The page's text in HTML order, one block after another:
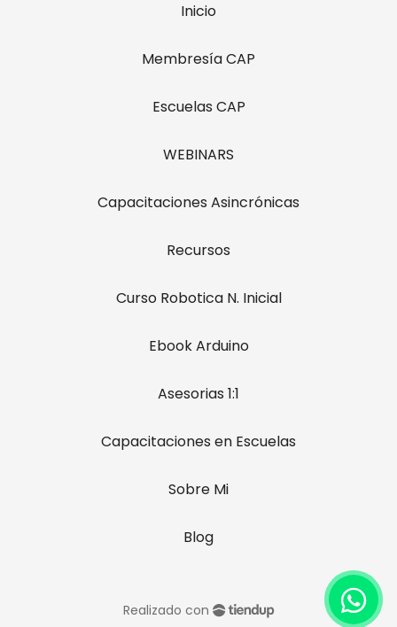
Inicio
Membresía CAP
Escuelas CAP
WEBINARS
Capacitaciones Asincrónicas
Recursos
Curso Robotica N. Inicial
Ebook Arduino
Asesorias 1:1
Capacitaciones en Escuelas
Sobre Mi
Blog
Realizado con